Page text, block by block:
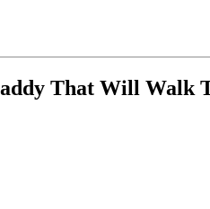
That Will Walk